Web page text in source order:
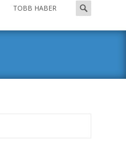
TOBB HABER
Search
for: